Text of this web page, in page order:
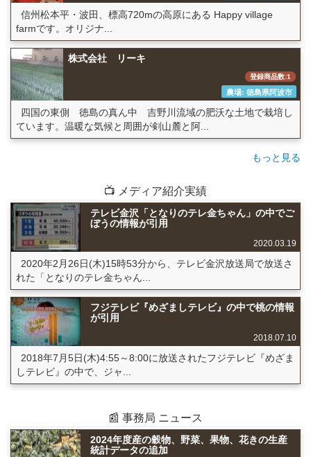
信州松本平・波田、標高720mの高原にある Happy village
farmです。オリジナ...
株式会社 リーキ
登録商品数:1
農場: 徳島県阿波市
四国の東側 徳島の真ん中 吉野川流域の肥沃な土地で栽培し
ています。温暖な気候と周囲が剣山麓と阿...
もっと見る
📺 メディア紹介実績
テレビ金沢「となりのテレ金ちゃん」の中でご
ぼうの情報が引用
2020.03.19
2020年2月26日(木)15時53分から、テレビ金沢放送局で放送さ
れた「となりのテレ金ちゃん...
フジテレビ『めざましテレビ』の中で桃の情報
が引用
2018.07.10
2018年7月5日(木)4:55～8:00に放送されたフジテレビ『めざま
しテレビ』の中で、ジャ...
📰 事務局 ニュース
2024年度産の穀物、野菜、果物、花きの生産
統計データの追加